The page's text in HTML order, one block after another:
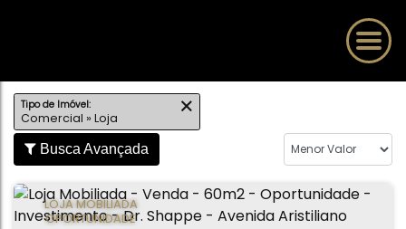
Tipo de Imóvel:
Comercial » Loja
Busca Avançada
LOJA MOBILIADA
OPORTUNIDADE